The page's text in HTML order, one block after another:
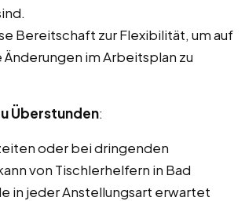
Bereitschaft zur Flexibilität, um auf
im Arbeitsplan zu
Überstunden:
oder bei dringenden
von Tischlerhelfern in Bad
in jeder Anstellungsart erwartet